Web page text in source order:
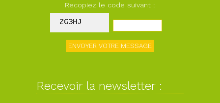
Recopiez le code suivant :
Recevoir la newsletter :